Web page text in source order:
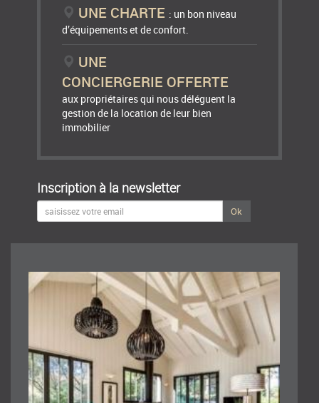
UNE CHARTE : un bon niveau
d’équipements et de confort.
UNE
CONCIERGERIE OFFERTE
aux propriétaires qui nous déléguent la
gestion de la location de leur bien
immobilier
Inscription à la newsletter
Ok